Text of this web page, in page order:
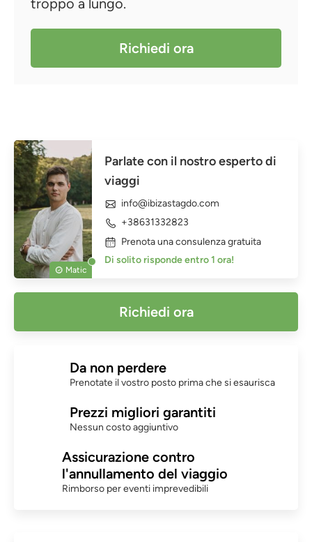
Richiedi ora
Matic
Parlate con il nostro esperto di
viaggi
info@ibizastagdo.com
+38631332823
Prenota una consulenza gratuita
Di solito risponde entro 1 ora!
Richiedi ora
Da non perdere
Prenotate il vostro posto prima che si esaurisca
Prezzi migliori garantiti
Nessun costo aggiuntivo
Assicurazione contro
l'annullamento del viaggio
Rimborso per eventi imprevedibili